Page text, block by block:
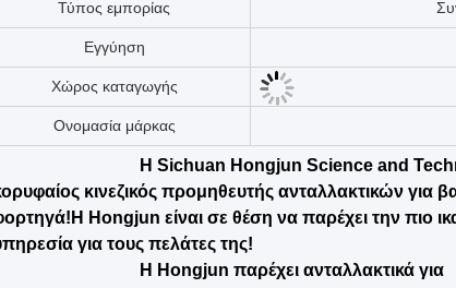
Ελέγχος εξόδου με βίντεο
Έκθεση δοκιμής μηχανής
Τύπος εμπορίας
Εγγύηση
Χώρος καταγωγής
Ονομασία μάρκας
Η Sichuan Hongjun Science and
κορυφαίος κινεζικός προμηθευτής ανταλλακτικών για